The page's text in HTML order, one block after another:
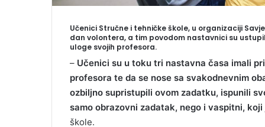
Učenici Stručne i tehničke škole, u organizaciji
dan volontera, a tim povodom nastavnici su
uloge svojih profesora.
– Učenici su u toku tri nastavna časa imali
profesora te da se nose sa svakodnevnim
ozbiljno supristupili ovom zadatku, ispunili
samo obrazovni zadatak, nego i vaspitni,
škole.